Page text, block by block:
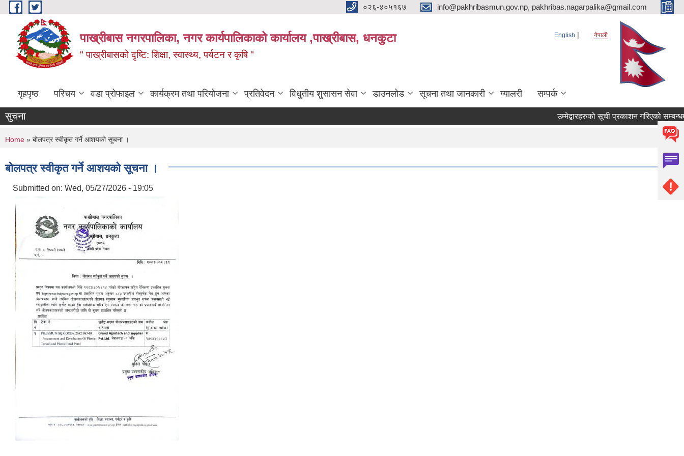
Skip to main content ०२६-४०५१६७ info@pakhribasmun.gov.np, pakhribas.nagarpalika@gmail.com
पाख्रीबास नगरपालिका, नगर कार्यपालिकाको कार्यालय ,पाख्रीबास, धनकुटा
" पाख्रीबासको दृष्टि: शिक्षा, स्वास्थ्य, पर्यटन र कृषि "
English नेपाली
गृहपृष्ठ परिचय वडा प्रोफाइल कार्यक्रम तथा परियोजना प्रतिवेदन विधुतीय शुसासन सेवा डाउनलोड सूचना तथा जानकारी ग्यालरी सम्पर्क
सुचना उम्मेद्बारहरुको सूची प्रकाशन गरिएको
You are here
Home » बोलपत्र स्वीकृत गर्ने आशयको सूचना ।
बोलपत्र स्वीकृत गर्ने आशयको सूचना ।
Submitted on: Wed, 05/27/2026 - 19:05